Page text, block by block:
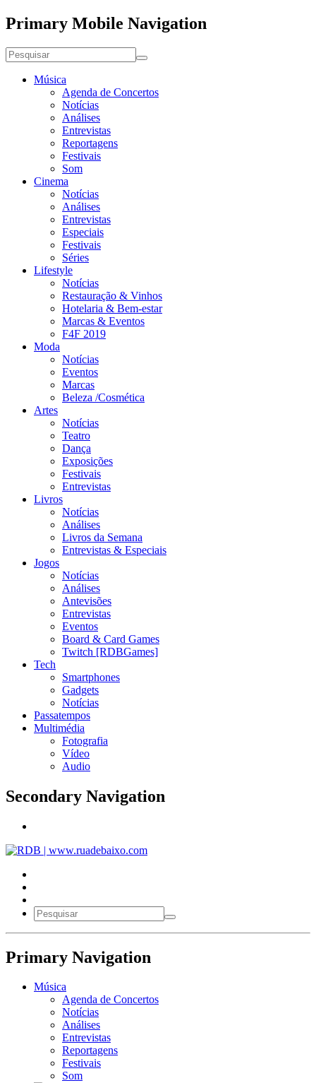
Primary Mobile Navigation
Música
Agenda de Concertos
Notícias
Análises
Entrevistas
Reportagens
Festivais
Som
Cinema
Notícias
Análises
Entrevistas
Especiais
Festivais
Séries
Lifestyle
Notícias
Restauração & Vinhos
Hotelaria & Bem-estar
Marcas & Eventos
F4F 2019
Moda
Notícias
Eventos
Marcas
Beleza /Cosmética
Artes
Notícias
Teatro
Dança
Exposições
Festivais
Entrevistas
Livros
Notícias
Análises
Livros da Semana
Entrevistas & Especiais
Jogos
Notícias
Análises
Antevisões
Entrevistas
Eventos
Board & Card Games
Twitch [RDBGames]
Tech
Smartphones
Gadgets
Notícias
Passatempos
Multimédia
Fotografia
Vídeo
Audio
Secondary Navigation
Primary Navigation
Música
Agenda de Concertos
Notícias
Análises
Entrevistas
Reportagens
Festivais
Som